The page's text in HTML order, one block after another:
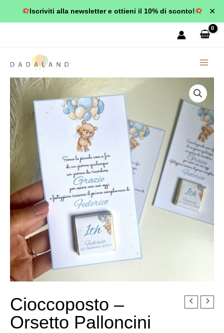
Iscriviti alla newsletter e ottieni il 10% di sconto! ✕
Cioccoposto –
Orsetto Palloncini
Cioccoposto
Orsetto